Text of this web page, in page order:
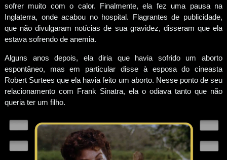
sofrer muito com o calor. Finalmente, ela fez uma pausa na
Inglaterra, onde acabou no hospital. Flagrantes de publicidade,
que não divulgaram notícias de sua gravidez, disseram que ela
estava sofrendo de anemia.
Alguns anos depois, ela diria que havia sofrido um aborto
espontâneo, mas em particular disse à esposa do cineasta
Robert Surtees que ela havia feito um aborto. Nesse ponto de seu
relacionamento com Frank Sinatra, ela o odiava tanto que não
queria ter um filho.